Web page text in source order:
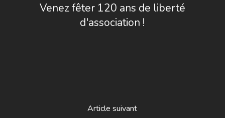
Venez fêter 120 ans de liberté
d'association !
Article suivant